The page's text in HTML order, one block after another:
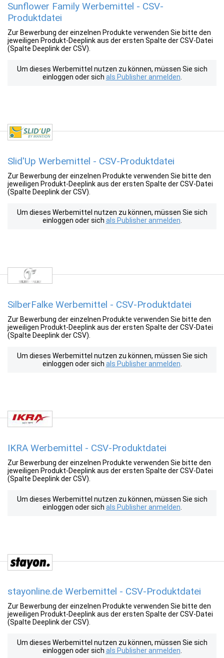
Sunflower Family Werbemittel - CSV-
Produktdatei
Zur Bewerbung der einzelnen Produkte verwenden Sie bitte den
jeweiligen Produkt-Deeplink aus der ersten Spalte der CSV-Datei
(Spalte Deeplink der CSV).
Um dieses Werbemittel nutzen zu können, müssen Sie sich
einloggen oder sich als Publisher anmelden
Slid'Up Werbemittel - CSV-Produktdatei
Zur Bewerbung der einzelnen Produkte verwenden Sie bitte den
jeweiligen Produkt-Deeplink aus der ersten Spalte der CSV-Datei
(Spalte Deeplink der CSV).
Um dieses Werbemittel nutzen zu können, müssen Sie sich
einloggen oder sich als Publisher anmelden
SilberFalke Werbemittel - CSV-Produktdatei
Zur Bewerbung der einzelnen Produkte verwenden Sie bitte den
jeweiligen Produkt-Deeplink aus der ersten Spalte der CSV-Datei
(Spalte Deeplink der CSV).
Um dieses Werbemittel nutzen zu können, müssen Sie sich
einloggen oder sich als Publisher anmelden
IKRA Werbemittel - CSV-Produktdatei
Zur Bewerbung der einzelnen Produkte verwenden Sie bitte den
jeweiligen Produkt-Deeplink aus der ersten Spalte der CSV-Datei
(Spalte Deeplink der CSV).
Um dieses Werbemittel nutzen zu können, müssen Sie sich
einloggen oder sich als Publisher anmelden
stayonline.de Werbemittel - CSV-Produktdatei
Zur Bewerbung der einzelnen Produkte verwenden Sie bitte den
jeweiligen Produkt-Deeplink aus der ersten Spalte der CSV-Datei
(Spalte Deeplink der CSV).
Um dieses Werbemittel nutzen zu können, müssen Sie sich
einloggen oder sich als Publisher anmelden